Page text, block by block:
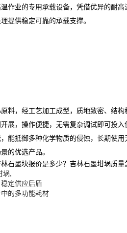
作业的专用承载设备，凭借优异的耐
提供稳定可靠的承载支撑。
料，经工艺加工成型，质地致密、结
展，操作便捷，无需复杂调试即可投入
能抵御多种化学物质的侵蚀，长期使
的优选产品。
石墨块报价是多少？吉林石墨坩埚质
埚,
定供应后盾
的多功能耗材